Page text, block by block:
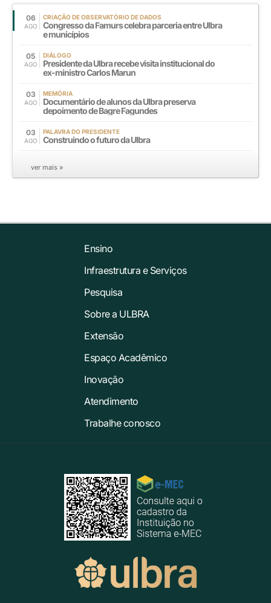
06
AGO
CRIAÇÃO DE OBSERVATÓRIO DE DADOS
Congresso da Famurs celebra parceria entre Ulbra
e municípios
05
AGO
DIÁLOGO
Presidente da Ulbra recebe visita institucional do
ex-ministro Carlos Marun
03
AGO
MEMÓRIA
Documentário de alunos da Ulbra preserva
depoimento de Bagre Fagundes
03
AGO
PALAVRA DO PRESIDENTE
Construindo o futuro da Ulbra
ver mais »
Ensino
Infraestrutura e Serviços
Pesquisa
Sobre a ULBRA
Extensão
Espaço Acadêmico
Inovação
Atendimento
Trabalhe conosco